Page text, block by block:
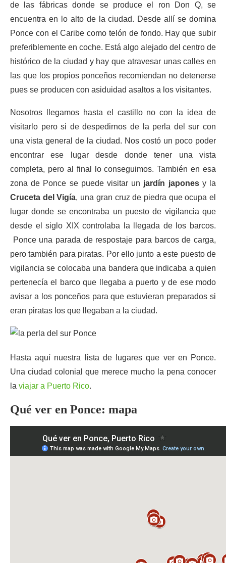
de las fábricas donde se produce el ron Don Q, se
encuentra en lo alto de la ciudad. Desde allí se domina
Ponce con el Caribe como telón de fondo. Hay que subir
preferiblemente en coche. Está algo alejado del centro de
histórico de la ciudad y hay que atravesar unas calles en
las que los propios ponceños recomiendan no detenerse
pues se producen con asiduidad asaltos a los visitantes.
Nosotros llegamos hasta el castillo no con la idea de
visitarlo pero si de despedirnos de la perla del sur con
una vista general de la ciudad. Nos costó un poco poder
encontrar ese lugar desde donde tener una vista
completa, pero al final lo conseguimos. También en esa
zona de Ponce se puede visitar un jardín japonesy la
Cruceta del Vigía, una gran cruz de piedra que ocupa el
lugar donde se encontraba un puesto de vigilancia que
desde el siglo XIX controlaba la llegada de los barcos.
Ponce una parada de respostaje para barcos de carga,
pero también para piratas. Por ello junto a este puesto de
vigilancia se colocaba una bandera que indicaba a quien
pertenecía el barco que llegaba a puerto y de ese modo
avisar a los ponceños para que estuvieran preparados si
eran piratas los que llegaban a la ciudad.
Hasta aquí nuestra lista de lugares que ver en Ponce.
Una ciudad colonial que merece mucho la pena conocer
la viajar a Puerto Rico.
Qué ver en Ponce: mapa